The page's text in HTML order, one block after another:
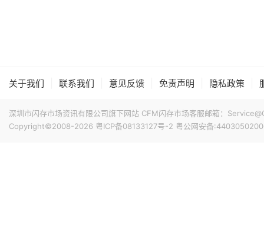
关于我们 联系我们 意见反馈 免责声明 隐私政策
深圳市闪存市场资讯有限公司旗下网站 CFM闪存市场客服邮箱：
Copyright©2008-2026 粤ICP备08133127号-2 粤公网安备